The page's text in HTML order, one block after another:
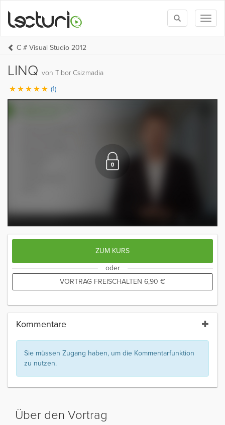
Toggle
search
C # Visual Studio 2012
LINQ von Tibor Csizmadia
(1)
ZUM KURS
oder
VORTRAG FREISCHALTEN 6,90 €
Kommentare
Sie müssen Zugang haben, um die Kommentarfunktion
zu nutzen.
Über den Vortrag